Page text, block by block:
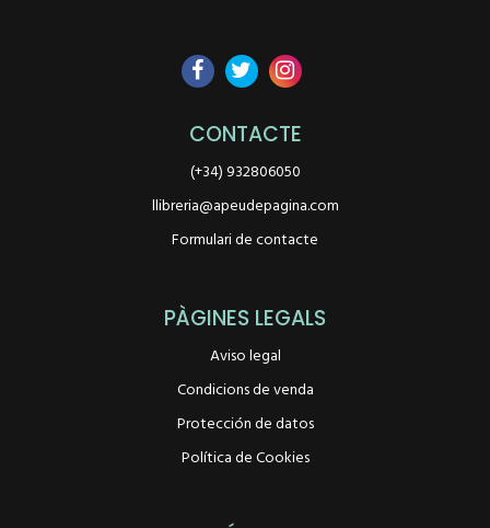
CONTACTE
(+34) 932806050
llibreria@apeudepagina.com
Formulari de contacte
PÀGINES LEGALS
Aviso legal
Condicions de venda
Protección de datos
Política de Cookies